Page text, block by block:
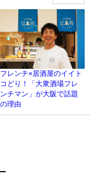
フレンチ×居酒屋のイイト
コどり！「大衆酒場フレ
ンチマン」が大阪で話題
の理由